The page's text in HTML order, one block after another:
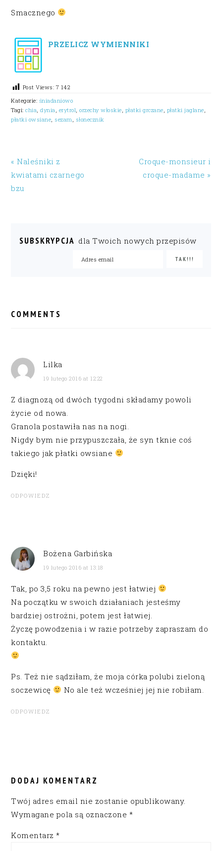
Smacznego
PRZELICZ WYMIENNIKI
Post Views: 7 142
Kategorie: śniadaniowo
Tagi:chia ,dynia erytrol ,orzechy włoskie płatki grczane płatki jaglane
płatki owsiane sezam słonecznik
« Naleśniki z
kwiatami czarnego
bzu
Croque-monsieur i
croque-madame »
SUBSKRYPCJA dla Twoich nowych przepisów
INTERACTIONS
COMMENTS
Lilka
19 lutego 2016 at 12:22
Z diagnozą od dwóch tygodni składamy powoli
życie od nowa.
Granola postawiła nas na nogi.
Nigdy bym nie przypuszczała, że syn tknie coś
takiego jak płatki owsiane
Dzięki!
ODPOWIEDZ
Bożena Garbińska
19 lutego 2016 at 13:18
Tak, po 3,5 roku na pewno jest łatwiej
Na początku w swoich działaniach jesteśmy
bardziej ostrożni, potem jest łatwiej.
Życzę powodzenia i w razie potrzeby zapraszam do
kontaktu.
Ps. Też nie sądziłam, że moja córka polubi zieloną
soczewicę
No ale też wcześniej jej nie robiłam.
ODPOWIEDZ
DODAJ KOMENTARZ
Twój adres email nie zostanie opublikowany.
Wymagane pola są oznaczone *
Komentarz*